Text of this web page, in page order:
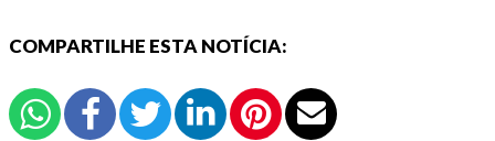
COMPARTILHE ESTA NOTÍCIA: